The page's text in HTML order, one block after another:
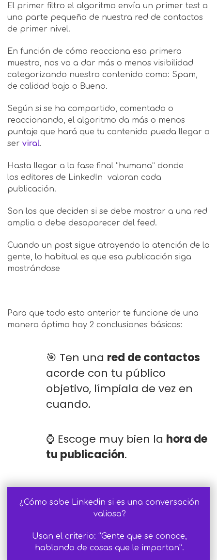
El primer filtro el algoritmo envía un primer test a
una parte pequeña de nuestra red de contactos
de primer nivel.
En función de cómo reacciona esa primera
muestra, nos va a dar más o menos visibilidad
categorizando nuestro contenido como: Spam,
de calidad baja o Bueno.
Según si se ha compartido, comentado o
reaccionando, el algoritmo da más o menos
puntaje que hará que tu contenido pueda llegar a
ser viral.
Hasta llegar a la fase final “humana” donde
los editores de LinkedIn valoran cada
publicación.
Son los que deciden si se debe mostrar a una red
amplia o debe desaparecer del feed.
Cuando un post sigue atrayendo la atención de la
gente, lo habitual es que esa publicación siga
mostrándose
Para que todo esto anterior te funcione de una
manera óptima hay 2 conclusiones básicas:
🎯 Ten una red de contactos
acorde con tu público
objetivo, límpiala de vez en
cuando.
⌚ Escoge muy bien la hora de
tu publicación.
¿Cómo sabe Linkedin si es una conversación
valiosa?
Usan el criterio: “Gente que se conoce,
hablando de cosas que le importan”.